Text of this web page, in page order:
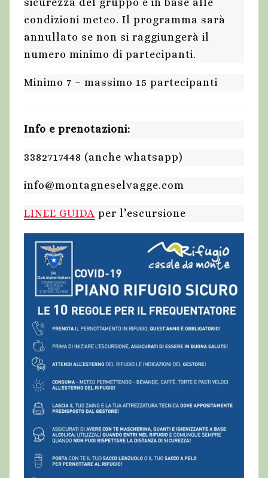
condizioni meteo. Il programma sarà
annullato se non si raggiungerà il
numero minimo di partecipanti.
Minimo 7 – massimo 15 partecipanti
Info e prenotazioni:
3382717448 (anche whatsapp)
info@montagneselvagge.com
LINEE GUIDA per l’escursione